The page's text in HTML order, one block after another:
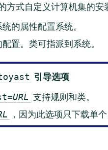
方式自定义计算机集的安
的属性配置系统。
置。类可指派到系统。
引导选项
URL 支持规则和类。
，因为此选项只下载单个